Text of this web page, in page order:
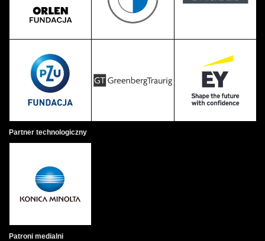
Partner technologiczny
Patroni medialni